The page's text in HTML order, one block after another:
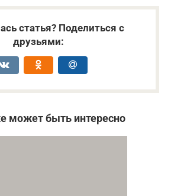
статья? Поделиться с
друзьями:
может быть интересно